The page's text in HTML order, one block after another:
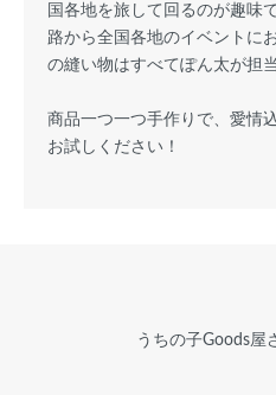
国各地を旅して回るのが趣味
路から全国各地のイベントに
の縫い物はすべてぽん太が担
商品一つ一つ手作りで、愛情
お試しください！
うちの子Goods屋